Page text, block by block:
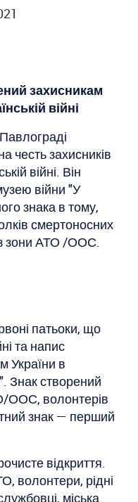
захисникам
війні
честь захисників
війні. Він
війни "У
знака в тому,
смертоносних
зони АТО /ООС.
патьоки, що
та напис
України в
Знак створений
ООС, волонтерів
знак — перший
відкриття.
волонтери, рідні
міська